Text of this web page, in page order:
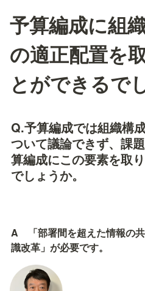
予算編成に組
の適正配置を
とができるで
Q.予算編成では組織構
ついて議論できず、課
算編成にこの要素を取
でしょうか。
A　「部署間を超えた情報の
識改革」が必要です。